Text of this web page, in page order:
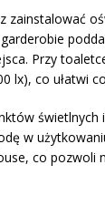
zainstalować
garderobie
Przy
lx), co ułatwi
w
co